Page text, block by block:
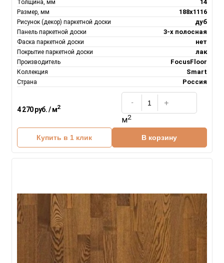
Толщина, мм 14
Размер, мм 188х1116
Рисунок (декор) паркетной доски дуб
Панель паркетной доски 3-х полосная
Фаска паркетной доски нет
Покрытие паркетной доски лак
Производитель FocusFloor
Коллекция Smart
Страна Россия
4 270 руб. / м2
м2
Купить в 1 клик В корзину